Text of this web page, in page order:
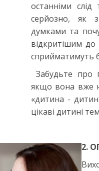
останніми
серйозно, як
думками та
відкритішим до
сприйматимуть
Забудьте про
якщо вона вже
«дитина -
цікаві дитині
2.